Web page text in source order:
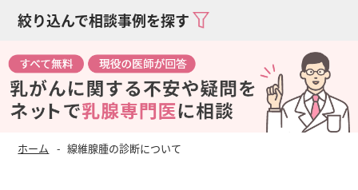
絞り込んで相談事例を探す
ホーム 線維腺腫の診断について